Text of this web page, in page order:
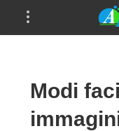
Modi